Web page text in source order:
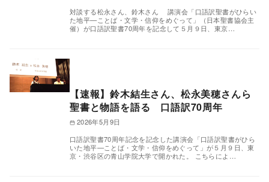
対談する松永さん、鈴木さん 講演会「口語訳聖書がひらい
た地平—ことば・文学・信仰をめぐって」（日本聖書協会主
催）が口語訳聖書70周年を記念して５月９日、東京…
【速報】鈴木結生さん、松永美穂さんら
聖書と物語を語る 口語訳70周年
2026年5月9日
口語訳聖書70周年記念を記念した講演会「口語訳聖書がひら
いた地平—ことば・文学・信仰をめぐって」が５月９日、東
京・渋谷区の青山学院大学で開かれた。 こちらによ…